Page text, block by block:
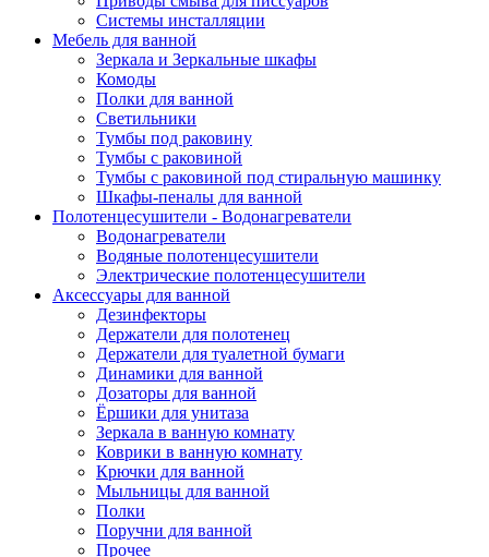
Системы инсталляции
Мебель для ванной
Зеркала и Зеркальные шкафы
Комоды
Полки для ванной
Светильники
Тумбы под раковину
Тумбы с раковиной
Тумбы с раковиной под стиральную машинку
Шкафы-пеналы для ванной
Полотенцесушители - Водонагреватели
Водонагреватели
Водяные полотенцесушители
Электрические полотенцесушители
Аксессуары для ванной
Дезинфекторы
Держатели для полотенец
Держатели для туалетной бумаги
Динамики для ванной
Дозаторы для ванной
Ёршики для унитаза
Зеркала в ванную комнату
Коврики в ванную комнату
Крючки для ванной
Мыльницы для ванной
Полки
Поручни для ванной
Прочее